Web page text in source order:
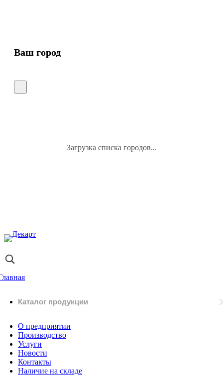
Ваш город
Загрузка списка городов...
Каталог продукции
О предприятии
Производство
Услуги
Новости
Контакты
Наличие на складе